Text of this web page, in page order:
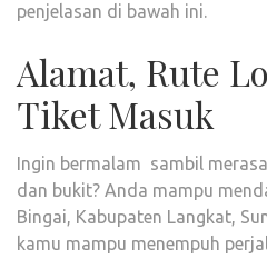
penjelasan di bawah ini.
Alamat, Rute
Tiket Masuk
Ingin bermalam sambil
dan bukit? Anda mampu
Bingai, Kabupaten Langkat,
kamu mampu menempuh